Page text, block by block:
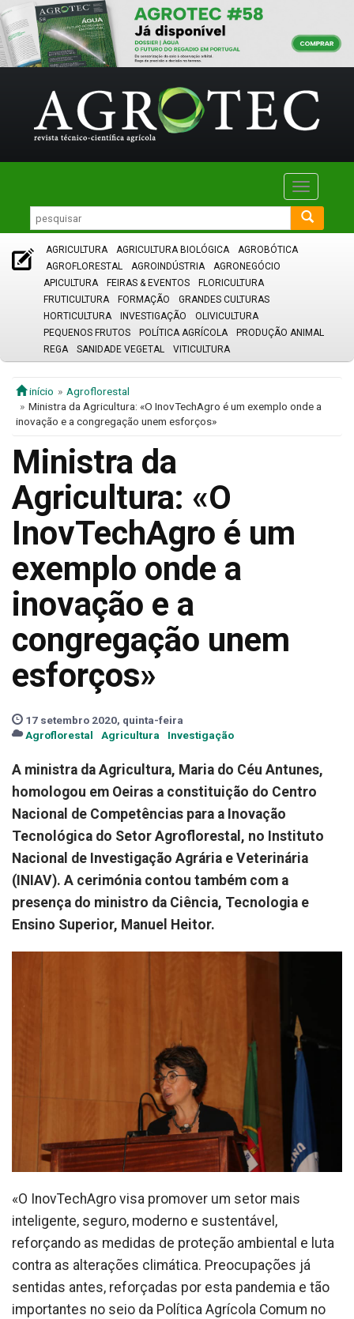
Toggle
AGRICULTURA AGRICULTURA BIOLÓGICA
AGROBÓTICA
AGROFLORESTAL
AGROINDÚSTRIA
AGRONEGÓCIO
APICULTURA
FEIRAS & EVENTOS
FLORICULTURA
FRUTICULTURA
FORMAÇÃO
GRANDES CULTURAS
HORTICULTURA
INVESTIGAÇÃO
OLIVICULTURA
PEQUENOS FRUTOS
POLÍTICA AGRÍCOLA
PRODUÇÃO ANIMAL
REGA
SANIDADE VEGETAL VITICULTURA
início
Agroflorestal
Ministra da Agricultura: «O InovTechAgro é um exemplo onde a
inovação e a congregação unem esforços»
Ministra da
Agricultura: «O
InovTechAgro é um
exemplo onde a
inovação e a
congregação unem
esforços»
17 setembro 2020, quinta-feira
Agroflorestal
Agricultura Investigação
A ministra da Agricultura, Maria do Céu Antunes,
homologou em Oeiras a constituição do Centro
Nacional de Competências para a Inovação
Tecnológica do Setor Agroflorestal, no Instituto
Nacional de Investigação Agrária e Veterinária
(INIAV). A cerimónia contou também com a
presença do ministro da Ciência, Tecnologia e
Ensino Superior, Manuel Heitor.
«O InovTechAgro visa promover um setor mais
inteligente, seguro, moderno e sustentável,
reforçando as medidas de proteção ambiental e luta
contra as alterações climática. Preocupações já
sentidas antes, reforçadas por esta pandemia e tão
importantes no seio da Política Agrícola Comum no